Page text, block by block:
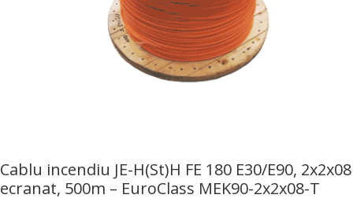
Cablu incendiu JE-H(St)H FE 180 E30/E90, 2x2x08
ecranat, 500m – EuroClass MEK90-2x2x08-T